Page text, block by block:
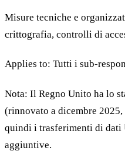
Misure tecniche e
crittografia, controlli di
Applies to: Tutti i sub-
Nota: Il Regno Unito ha lo
(rinnovato a dicembre
quindi i trasferimenti di dati
aggiuntive.